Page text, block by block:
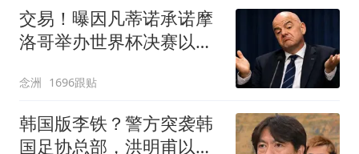
交易！曝因凡蒂诺承诺摩
洛哥举办世界杯决赛以换
念洲 1696跟贴
韩国版李铁？警方突袭韩
国足协总部，洪明甫以犯